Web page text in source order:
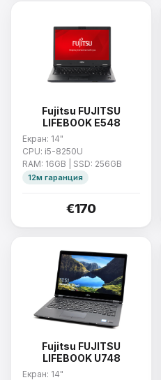
Fujitsu FUJITSU
LIFEBOOK E548
Екран: 14"
CPU: i5-8250U
RAM: 16GB | SSD: 256GB
12м гаранция
€170
Fujitsu FUJITSU
LIFEBOOK U748
Екран: 14"